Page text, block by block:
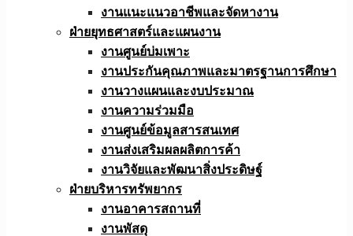
งานแนะแนวอาชีพและจัดหางาน
ฝ่ายยุทธศาสตร์และแผนงาน
งานศูนย์บ่มเพาะ
งานประกันคุณภาพและมาตรฐานการศึกษา
งานวางแผนและงบประมาณ
งานความร่วมมือ
งานศูนย์ข้อมูลสารสนเทศ
งานส่งเสริมผลผลิตการค้า
งานวิจัยและพัฒนาสิ่งประดิษฐ์
ฝ่ายบริหารทรัพยากร
งานอาคารสถานที่
งานพัสดุ